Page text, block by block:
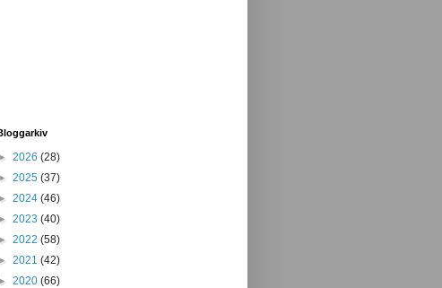
2026 (28)
2025 (37)
2024 (46)
2023 (40)
2022 (58)
2021 (42)
2020 (66)